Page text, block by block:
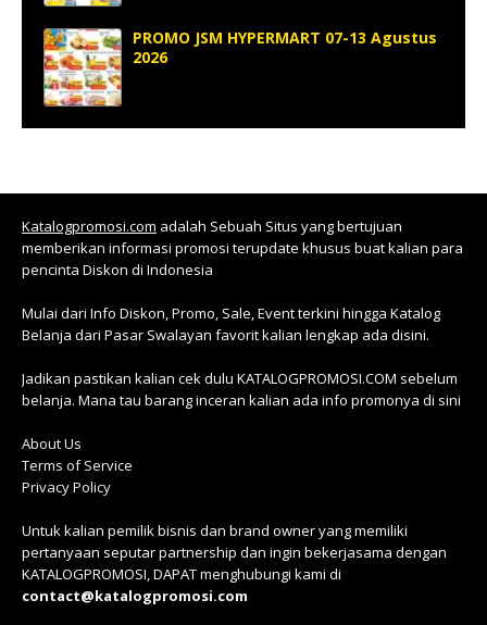
PROMO JSM HYPERMART 07-13 Agustus
2026
Katalogpromosi.com adalah Sebuah Situs yang bertujuan
memberikan informasi promosi terupdate khusus buat kalian para
pencinta Diskon di Indonesia
Mulai dari Info Diskon, Promo, Sale, Event terkini hingga Katalog
Belanja dari Pasar Swalayan favorit kalian lengkap ada disini.
Jadikan pastikan kalian cek dulu KATALOGPROMOSI.COM sebelum
belanja. Mana tau barang inceran kalian ada info promonya di sini
About Us
Terms of Service
Privacy Policy
Untuk kalian pemilik bisnis dan brand owner yang memiliki
pertanyaan seputar partnership dan ingin bekerjasama dengan
KATALOGPROMOSI, DAPAT menghubungi kami di
contact@katalogpromosi.com